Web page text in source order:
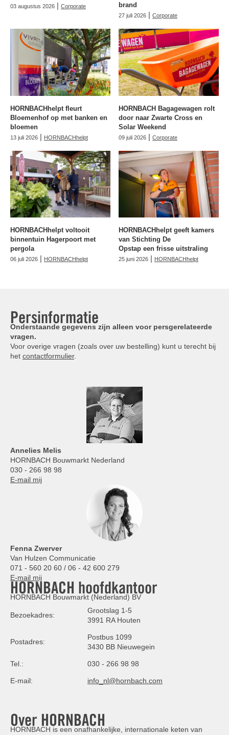
03 augustus 2026 | Corporate
brand
27 juli 2026 | Corporate
HORNBACHhelpt fleurt
Bloemenhof op met banken en
bloemen
13 juli 2026 | HORNBACHhelpt
HORNBACH Bagagewagen rolt
door naar Zwarte Cross en
Solar Weekend
09 juli 2026 | Corporate
HORNBACHhelpt voltooit
binnentuin Hagerpoort met
pergola
06 juli 2026 | HORNBACHhelpt
HORNBACHhelpt geeft kamers
van Stichting De
Opstap een frisse uitstraling
25 juni 2026 | HORNBACHhelpt
Persinformatie
Onderstaande gegevens zijn alleen voor persgerelateerde
vragen.
Voor overige vragen (zoals over uw bestelling) kunt u terecht bij
het contactformulier.
Annelies Melis
HORNBACH Bouwmarkt Nederland
030 - 266 98 98
E-mail mij
Fenna Zwerver
Van Hulzen Communicatie
071 - 560 20 60 / 06 - 42 600 279
E-mail mij
HORNBACH hoofdkantoor
HORNBACH Bouwmarkt (Nederland) BV
Bezoekadres:
Grootslag 1-5
3991 RA Houten
Postadres:
Postbus 1099
3430 BB Nieuwegein
Tel.: 030 - 266 98 98
E-mail: info_nl@hornbach.com
Over HORNBACH
HORNBACH is een onafhankelijke, internationale keten van